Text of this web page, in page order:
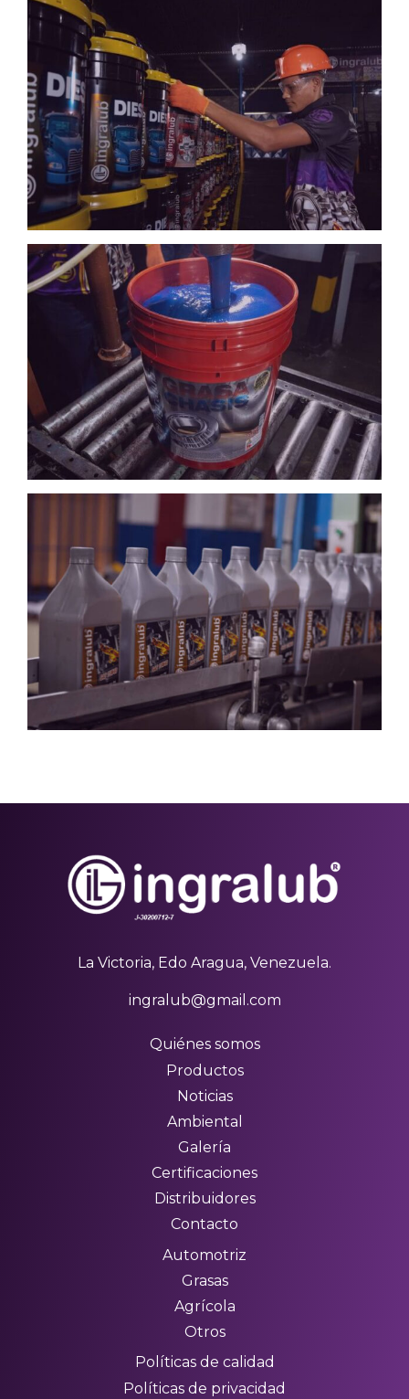
La Victoria, Edo Aragua, Venezuela.
ingralub@gmail.com
Quiénes somos
Productos
Noticias
Ambiental
Galería
Certificaciones
Distribuidores
Contacto
Automotriz
Grasas
Agrícola
Otros
Políticas de calidad
Políticas de privacidad